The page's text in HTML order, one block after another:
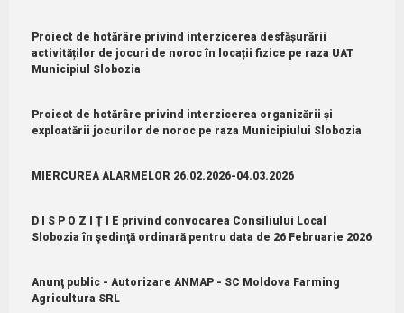
Proiect de hotărâre privind interzicerea desfășurării
activităților de jocuri de noroc în locații fizice pe raza UAT
Municipiul Slobozia
Proiect de hotărâre privind interzicerea organizării și
exploatării jocurilor de noroc pe raza Municipiului Slobozia
MIERCUREA ALARMELOR 26.02.2026-04.03.2026
D I S P O Z I Ţ I E privind convocarea Consiliului Local
Slobozia în şedinţă ordinară pentru data de 26 Februarie 2026
Anunţ public - Autorizare ANMAP - SC Moldova Farming
Agricultura SRL